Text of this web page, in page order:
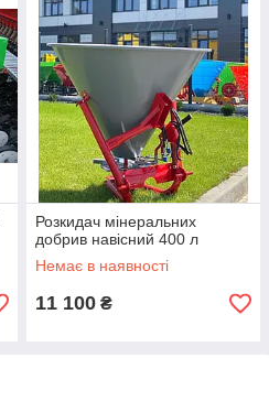
Розкидач мінеральних
добрив навісний 400 л
Немає в наявності
11 100 ₴